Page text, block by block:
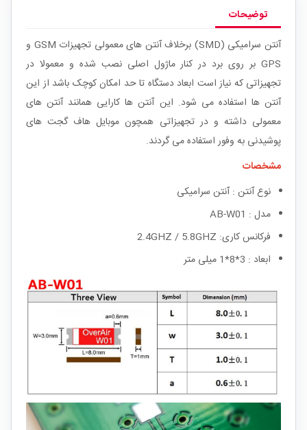
توضیحات
آنتن سرامیکی (SMD) برخلاف آنتن های معمولی تجهیزات GSM و
GPS بر روی برد در کنار ماژول اصلی نصب شده و معمولا در
تجهیزاتی که نیاز است ابعاد دستگاه تا حد امکان کوچک باشد از این
آنتن ها استفاده می شود. این آنتن ها کارایی همانند آنتن های
معمولی داشته و در تجهیزاتی همچون موبایل هاف گجت های
پوشیدنی به وفور استفاده می گردند.
مشخصات
نوع آنتن : آنتن سرامیکی
مدل : AB-W01
فرکانس کاری: 2.4GHZ / 5.8GHZ
ابعاد : 3*8*1 میلی متر